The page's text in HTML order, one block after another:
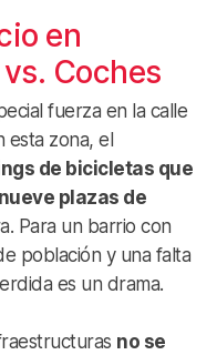
en
Coches
fuerza en la calle
esta zona, el
de bicicletas que
plazas de
Para un barrio con
población y una falta
es un drama.
no se